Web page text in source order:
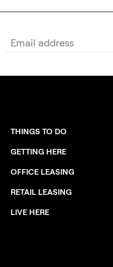
THINGS TO DO
GETTING HERE
OFFICE LEASING
RETAIL LEASING
LIVE HERE